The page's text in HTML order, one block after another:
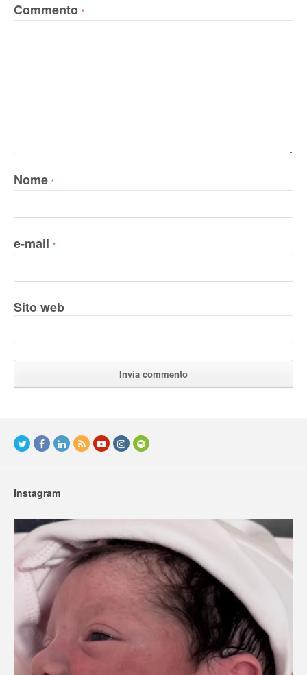
Commento *
Nome *
e-mail *
Sito web
Instagram